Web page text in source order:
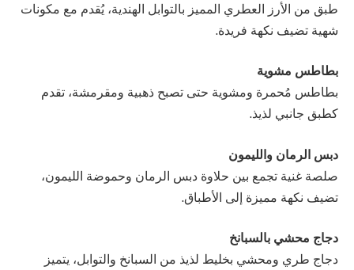
طبق من الأرز العطري المميز بالتوابل الهندية، يُقدم مع مكونات
شهية تضيف نكهة فريدة.
بطاطس مشوية
بطاطس مُحمرة ومشوية حتى تصبح ذهبية ومقرمشة، تقدم
كطبق جانبي لذيذ.
دبس الرمان والليمون
صلصة غنية تجمع بين حلاوة دبس الرمان وحموضة الليمون،
تضيف نكهة مميزة إلى الأطباق.
دجاج محشي بالسبانخ
دجاج طري ومحشي بخليط لذيذ من السبانخ والتوابل، يتميز